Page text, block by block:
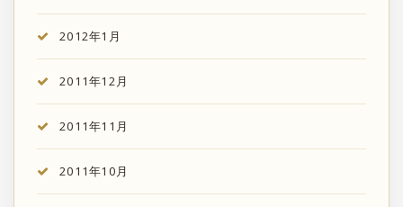
2012年1月
2011年12月
2011年11月
2011年10月